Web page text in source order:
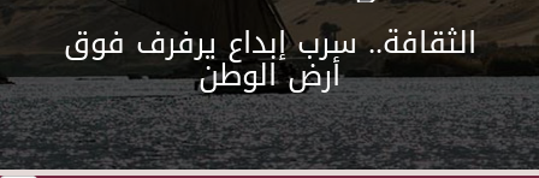
الثقافة.. سرب إبداع يرفرف فوق
أرض الوطن